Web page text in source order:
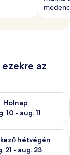
az
9 - aug. 10
Holnap
10 - aug. 11
állás
aug. 14 -
hétvégén
21 - aug. 23
hétvégi